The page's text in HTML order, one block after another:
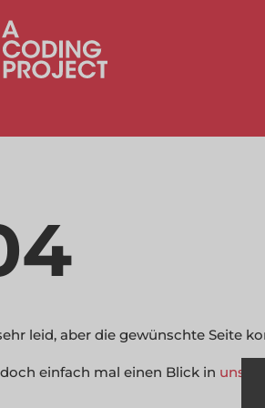
leid, aber die gewünschte Seite
einfach mal einen Blick in